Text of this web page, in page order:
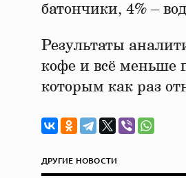
батончики, 4% –
Результаты
кофе и всё меньше
которым как раз
ДРУГИЕ НОВОСТИ